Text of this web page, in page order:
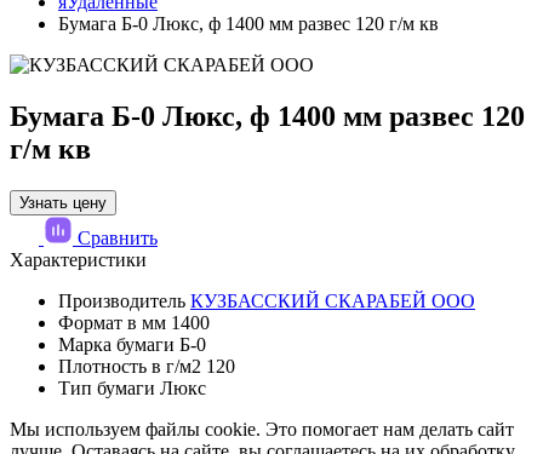
Бумага Б-0 Люкс, ф 1400 мм развес 120 г/м кв
Бумага Б-0 Люкс, ф 1400 мм развес 120
г/м кв
Узнать цену
Сравнить
Характеристики
Производитель КУЗБАССКИЙ СКАРАБЕЙ ООО
Формат в мм 1400
Марка бумаги Б-0
Плотность в г/м2 120
Тип бумаги Люкс
Мы используем файлы cookie. Это помогает нам делать сайт